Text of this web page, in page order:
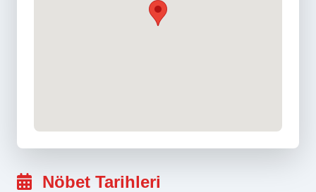
Nöbet Tarihleri